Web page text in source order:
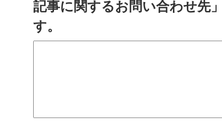
記事に関するお問い合わせ先
す。